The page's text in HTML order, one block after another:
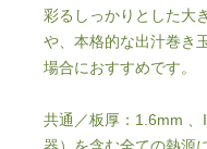
彩るしっかりとした大
や、本格的な出汁巻き
場合におすすめです。
共通／板厚：1.6mm 、